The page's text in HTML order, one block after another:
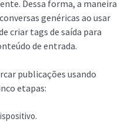
Dessa forma, a maneira
genéricas ao usar
criar tags de saída para
de entrada.
publicações usando
etapas: